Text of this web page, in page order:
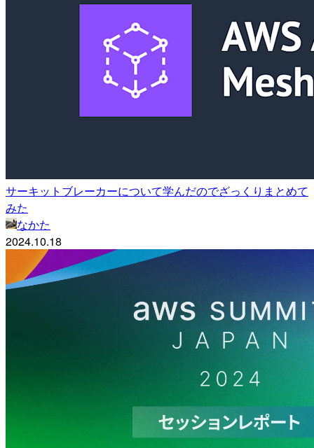
サーキットブレーカーについて学んだのでざっくりまとめて
みた
なかた
2024.10.18